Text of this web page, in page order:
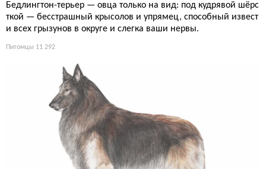
Бедлингтон-терьер — овца только на вид: под кудрявой шёрс
ткой — бесстрашный крысолов и упрямец, способный извест
и всех грызунов в округе и слегка ваши нервы.
Питомцы 11 292